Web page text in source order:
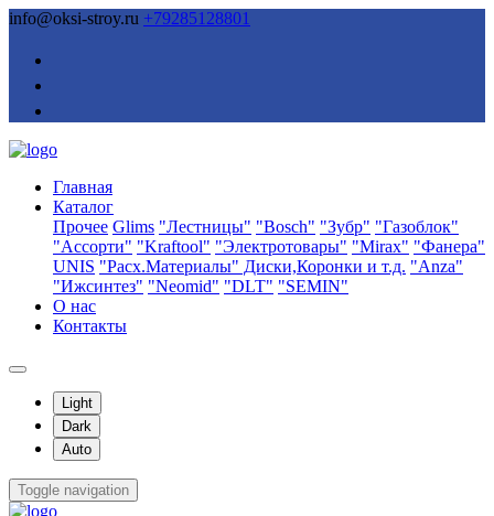
info@oksi-stroy.ru +79285128801
Главная
Каталог
Прочее Glims "Лестницы" "Bosch" "Зубр" "Газоблок"
"Ассорти" "Kraftool" "Электротовары" "Mirax" "Фанера"
UNIS "Расх.Материалы" Диски,Коронки и т.д. "Anza"
"Ижсинтез" "Neomid" "DLT" "SEMIN"
О нас
Контакты
Light
Dark
Auto
Toggle navigation